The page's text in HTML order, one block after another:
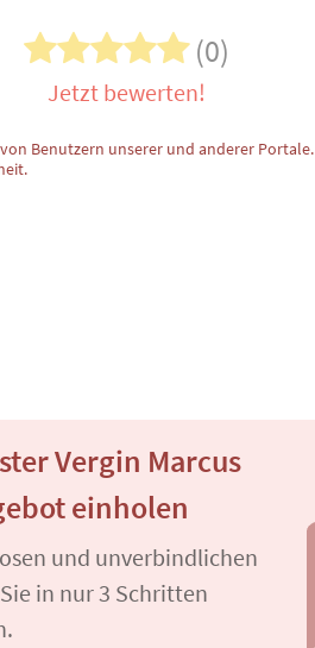
(0)
Jetzt bewerten!
Benutzern unserer und anderer Portale.
Vergin Marcus
einholen
und unverbindlichen
in nur 3 Schritten